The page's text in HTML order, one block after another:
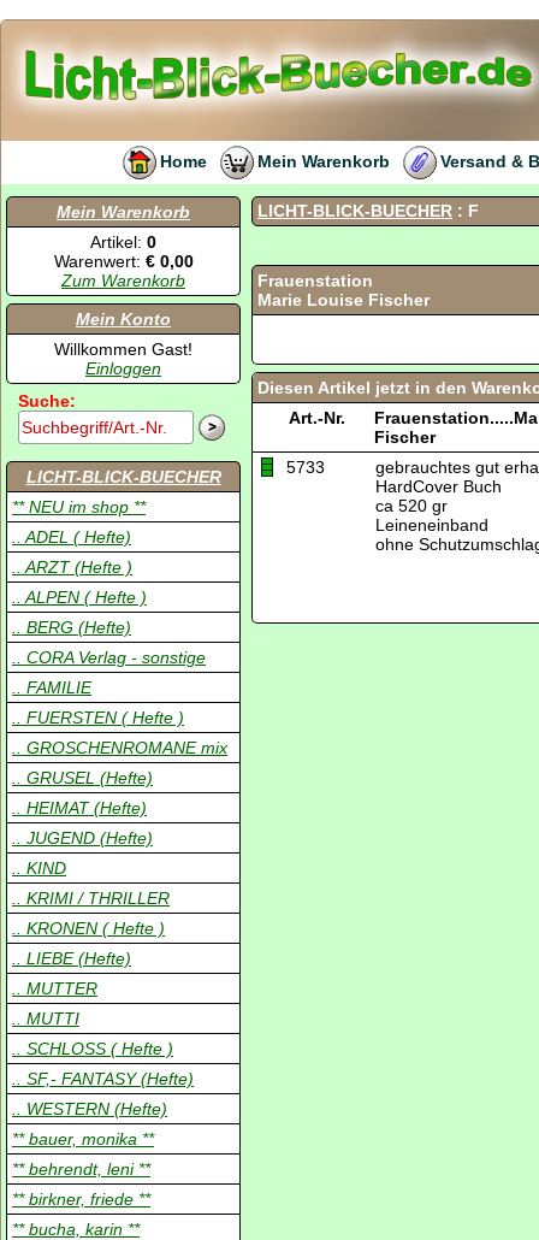
Home Mein Warenkorb Versand &
Mein Warenkorb
Artikel: 0
Warenwert: € 0,00
Zum Warenkorb
Mein Konto
Willkommen Gast!
Einloggen
Suche:
LICHT-BLICK-BUECHER
** NEU im shop **
.. ADEL ( Hefte)
.. ARZT (Hefte )
.. ALPEN ( Hefte )
.. BERG (Hefte)
.. CORA Verlag - sonstige
.. FAMILIE
.. FUERSTEN ( Hefte )
.. GROSCHENROMANE mix
.. GRUSEL (Hefte)
.. HEIMAT (Hefte)
.. JUGEND (Hefte)
.. KIND
.. KRIMI / THRILLER
.. KRONEN ( Hefte )
.. LIEBE (Hefte)
.. MUTTER
.. MUTTI
.. SCHLOSS ( Hefte )
.. SF,- FANTASY (Hefte)
.. WESTERN (Hefte)
** bauer, monika **
** behrendt, leni **
** birkner, friede **
** bucha, karin **
LICHT-BLICK-BUECHER : F
Frauenstation
Marie Louise Fischer
Diesen Artikel jetzt in den
Art.-Nr.
Fischer
5733
gebrauchtes gut
HardCover Buch
ca 520 gr
Leineneinband
ohne